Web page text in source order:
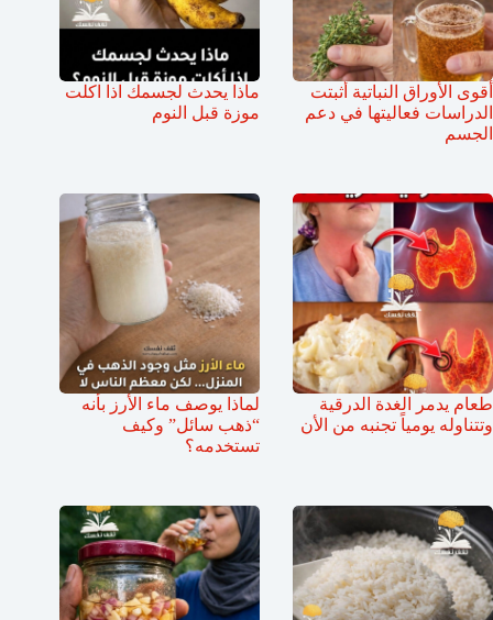
أقوى الأوراق النباتية أثبتت
الدراسات فعاليتها في دعم
الجسم
ماذا يحدث لجسمك اذا اكلت
موزة قبل النوم
طعام يدمر الغدة الدرقية
وتتناوله يومياً تجنبه من الأن
لماذا يوصف ماء الأرز بأنه
“ذهب سائل” وكيف
تستخدمه؟